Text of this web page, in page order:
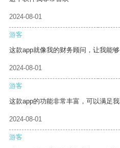
2024-08-01
游客
这款app就像我的财务顾问，让我能够
2024-08-01
游客
这款app的功能非常丰富，可以满足我
2024-08-01
游客